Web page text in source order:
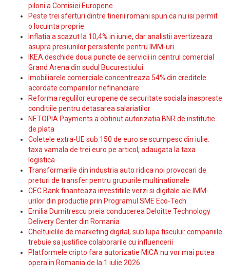
piloni a Comisiei Europene
Peste trei sferturi dintre tinerii romani spun ca nu isi permit
o locuinta proprie
Inflatia a scazut la 10,4% in iunie, dar analistii avertizeaza
asupra presiunilor persistente pentru IMM-uri
IKEA deschide doua puncte de servicii in centrul comercial
Grand Arena din sudul Bucurestiului
Imobiliarele comerciale concentreaza 54% din creditele
acordate companiilor nefinanciare
Reforma regulilor europene de securitate sociala inaspreste
conditiile pentru detasarea salariatilor
NETOPIA Payments a obtinut autorizatia BNR de institutie
de plata
Coletele extra-UE sub 150 de euro se scumpesc din iulie:
taxa vamala de trei euro pe articol, adaugata la taxa
logistica
Transformarile din industria auto ridica noi provocari de
preturi de transfer pentru grupurile multinationale
CEC Bank finanteaza investitiile verzi si digitale ale IMM-
urilor din productie prin Programul SME Eco-Tech
Emilia Dumitrescu preia conducerea Deloitte Technology
Delivery Center din Romania
Cheltuielile de marketing digital, sub lupa fiscului: companiile
trebuie sa justifice colaborarile cu influencerii
Platformele cripto fara autorizatie MiCA nu vor mai putea
opera in Romania de la 1 iulie 2026